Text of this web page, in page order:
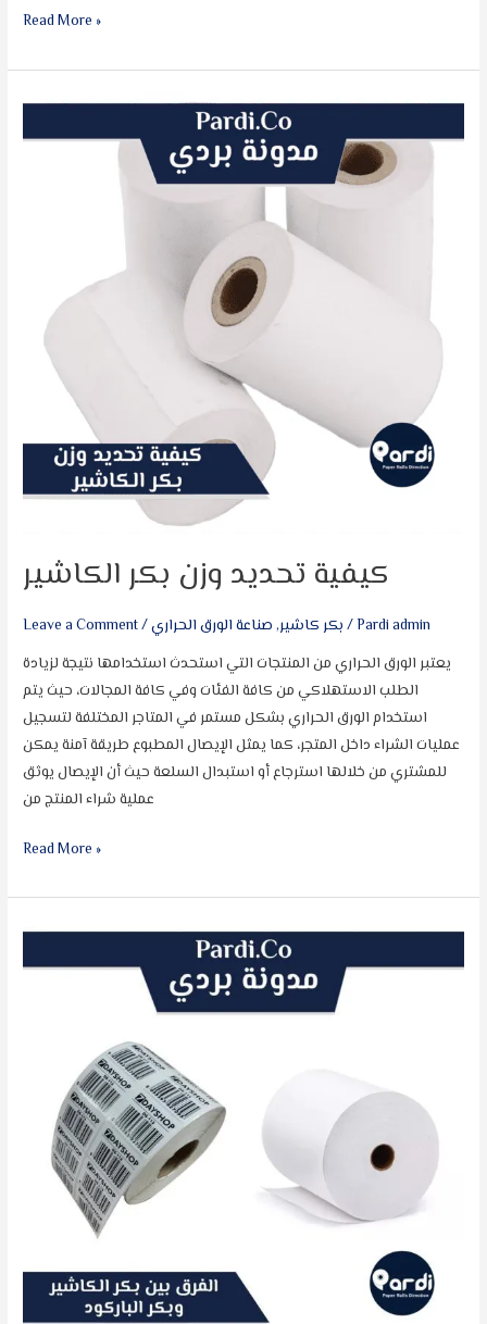
Read More »
كيفية تحديد وزن بكر الكاشير
Leave a Comment/ بكر كاشير,صناعة الورق الحراري /Pardi admin
يعتبر الورق الحراري من المنتجات التي استحدث استخدامها نتيجة لزيادة
الطلب الاستهلاكي من كافة الفئات وفي كافة المجالات، حيث يتم
استخدام الورق الحراري بشكل مستمر في المتاجر المختلفة لتسجيل
عمليات الشراء داخل المتجر، كما يمثل الإيصال المطبوع طريقة آمنة يمكن
للمشتري من خلالها استرجاع أو استبدال السلعة حيث أن الإيصال يوثق
عملية شراء المنتج من
كيفية
تحديد
Read More »
الفرق